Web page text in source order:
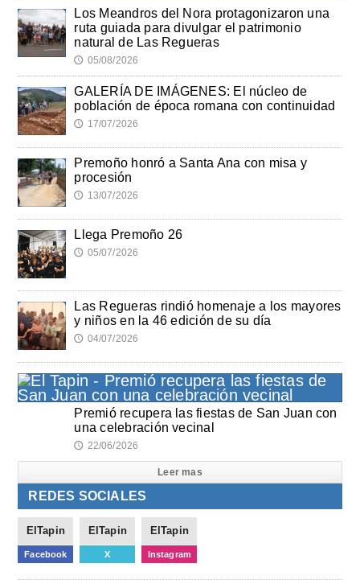
Los Meandros del Nora protagonizaron una
ruta guiada para divulgar el patrimonio
natural de Las Regueras
🕔 05/08/2026
GALERÍA DE IMÁGENES: El núcleo de
población de época romana con continuidad
🕔 17/07/2026
Premoño honró a Santa Ana con misa y
procesión
🕔 13/07/2026
Llega Premoño 26
🕔 05/07/2026
Las Regueras rindió homenaje a los mayores
y niños en la 46 edición de su día
🕔 04/07/2026
Premió recupera las fiestas de San Juan con
una celebración vecinal
🕔 22/06/2026
Leer mas
REDES SOCIALES
ElTapin
Facebook
ElTapin
X
ElTapin
Instagram